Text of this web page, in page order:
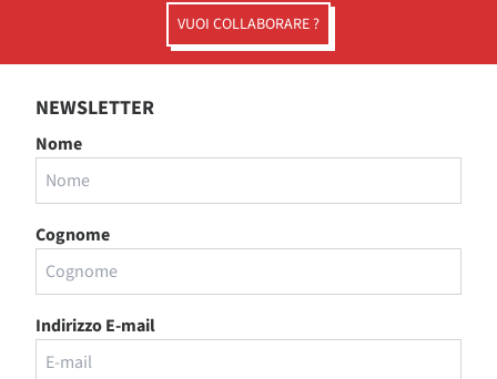
VUOI COLLABORARE ?
NEWSLETTER
Nome
Cognome
Indirizzo E-mail